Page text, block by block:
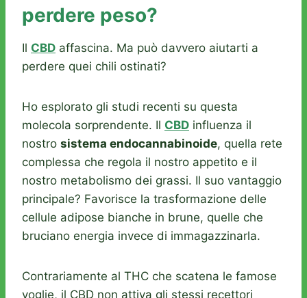
perdere peso?
Il CBD affascina. Ma può davvero aiutarti a
perdere quei chili ostinati?
Ho esplorato gli studi recenti su questa
molecola sorprendente. Il CBD influenza il
nostro sistema endocannabinoide, quella rete
complessa che regola il nostro appetito e il
nostro metabolismo dei grassi. Il suo vantaggio
principale? Favorisce la trasformazione delle
cellule adipose bianche in brune, quelle che
bruciano energia invece di immagazzinarla.
Contrariamente al THC che scatena le famose
voglie, il CBD non attiva gli stessi recettori